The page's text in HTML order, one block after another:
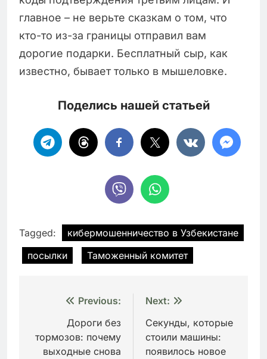
главное – не верьте сказкам о том, что
кто-то из-за границы отправил вам
дорогие подарки. Бесплатный сыр, как
известно, бывает только в мышеловке.
Поделись нашей статьей
Tagged:
кибермошенничество в Узбекистане
посылки
Таможенный комитет
Навигация
записям
Previous:
Дороги без
тормозов: почему
выходные снова
Next:
Секунды, которые
стоили машины:
появилось новое